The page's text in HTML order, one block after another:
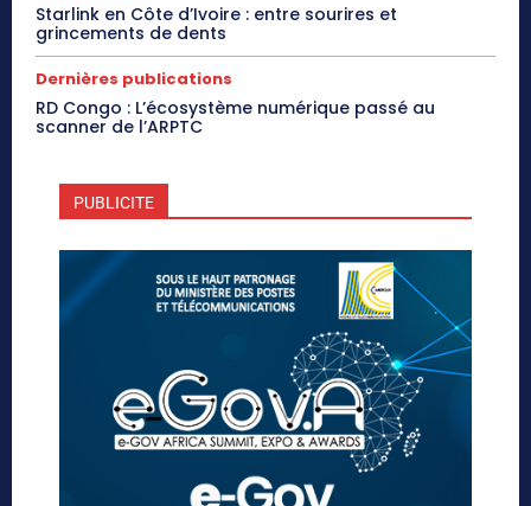
Starlink en Côte d’Ivoire : entre sourires et
grincements de dents
Dernières publications
RD Congo : L’écosystème numérique passé au
scanner de l’ARPTC
PUBLICITE